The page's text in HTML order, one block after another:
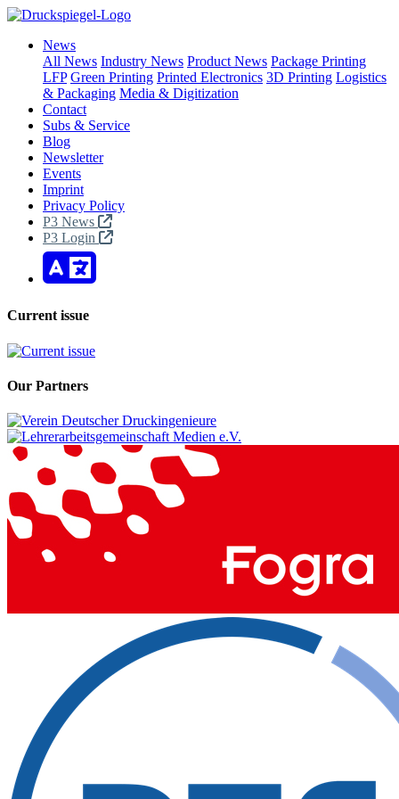
News
All News Industry News Product News Package Printing
LFP Green Printing Printed Electronics 3D Printing Logistics
& Packaging Media & Digitization
Contact
Subs & Service
Blog
Newsletter
Events
Imprint
Privacy Policy
P3 News
P3 Login
Current issue
Our Partners